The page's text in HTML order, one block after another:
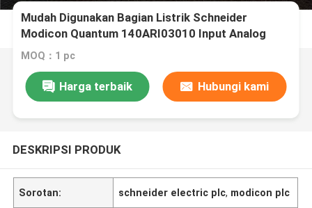
Mudah Digunakan Bagian Listrik Schneider
Modicon Quantum 140ARI03010 Input Analog
MOQ：1 pc
Harga terbaik Hubungi kami
DESKRIPSI PRODUK
Sorotan: schneider electric plc, modicon plc